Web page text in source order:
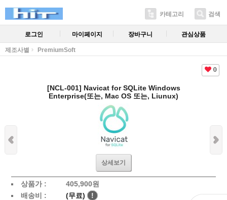
카테고리 검색
로그인 마이페이지 장바구니 관심상품
제조사별 PremiumSoft
0
[NCL-001] Navicat for SQLite Windows
Enterprise(또는, Mac OS 또는, Liunux)
상세보기
상품가 : 405,900원
배송비 :
(무료)
!